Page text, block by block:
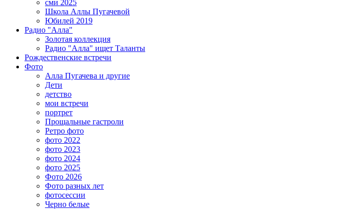
сми 2025
Школа Аллы Пугачевой
Юбилей 2019
Радио "Алла"
Золотая коллекция
Радио "Алла" ищет Таланты
Рождественские встречи
Фото
Алла Пугачева и другие
Дети
детство
мои встречи
портрет
Прощальные гастроли
Ретро фото
фото 2022
фото 2023
фото 2024
фото 2025
Фото 2026
Фото разных лет
фотосессии
Черно белые